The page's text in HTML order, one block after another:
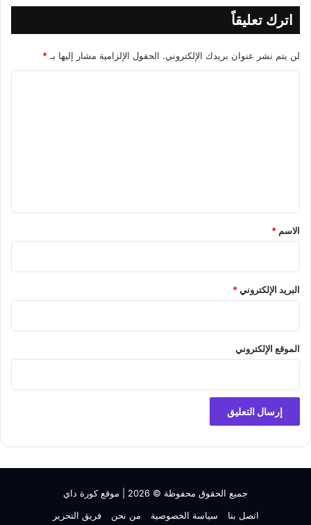
اترك تعليقاً
لن يتم نشر عنوان بريدك الإلكتروني. الحقول الإلزامية مشار إليها بـ *
*
الاسم *
البريد الإلكتروني*
الموقع الإلكتروني
جميع الحقوق محفوظة © 2026 |
موقع كورة داي
اتصل بنا
سياسة الخصوصية من نحن فريق التحرير